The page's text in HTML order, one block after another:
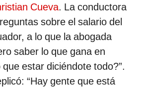
Cueva. La conductora
sobre el salario del
a lo que la abogada
saber lo que gana en
estar diciéndote todo?”.
“Hay gente que está